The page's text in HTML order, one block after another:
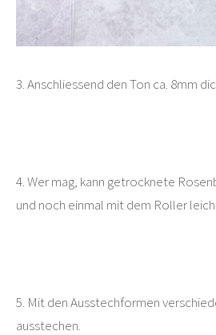
3. Anschliessend den Ton ca. 8mm
4. Wer mag, kann getrocknete
und noch einmal mit dem Roller
5. Mit den Ausstechformen
ausstechen.